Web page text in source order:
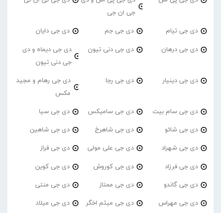
جی ان جی
دی جی تیام دی جی جم دی جی دایان
دی جی درهان دی جی دنی تیون
دی جی دیماه و دی
جی دنی تیون
دی جی دینیار دی جی رجا
دی جی رهام و مجید
مکس
دی جی سام بیت دی جی سامیکس دی جی سیا
دی جی شائو دی جی شاهرخ دی جی شاهین
دی جی شهراد دی جی علی مولی دی جی فراز
دی جی فرزاد دی جی کوروش دی جی کوین
دی جی گاندو دی جی ممتاز دی جی منتی
دی جی مهراس دی جی میثم اخگر دی جی میلاد